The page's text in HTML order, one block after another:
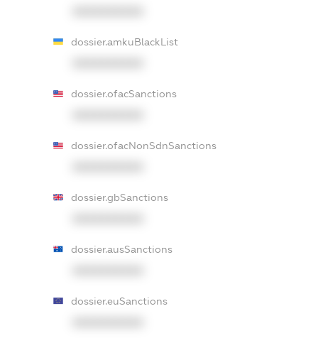
dossier.amkuBlackList
dossier.ofacSanctions
dossier.ofacNonSdnSanctions
dossier.gbSanctions
dossier.ausSanctions
dossier.euSanctions